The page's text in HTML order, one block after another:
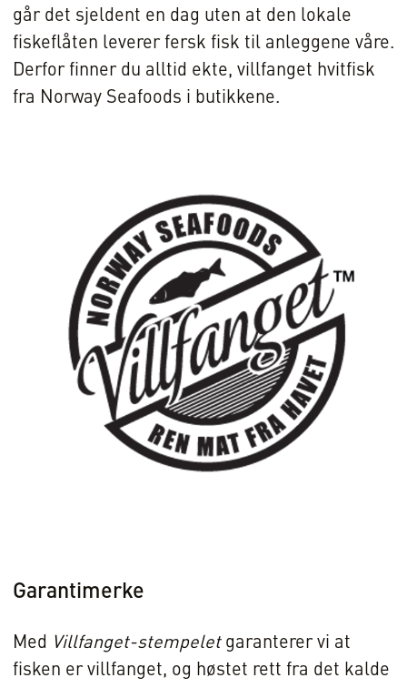
går det sjeldent en dag uten at den lokale
fiskeflåten leverer fersk fisk til anleggene våre.
Derfor finner du alltid ekte, villfanget hvitfisk
fra Norway Seafoods i butikkene.
Garantimerke
Med Villfanget-stempeletgaranterer vi at
fisken er villfanget, og høstet rett fra det kalde